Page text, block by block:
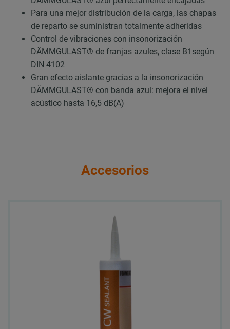
Para una mejor distribución de la carga, las chapas
de reparto se suministran totalmente adheridas
Control de vibraciones con insonorización
DÄMMGULAST® de franjas azules, clase B1según
DIN 4102
Gran efecto aislante gracias a la insonorización
DÄMMGULAST® con banda azul: mejora el nivel
acústico hasta 16,5 dB(A)
Accesorios